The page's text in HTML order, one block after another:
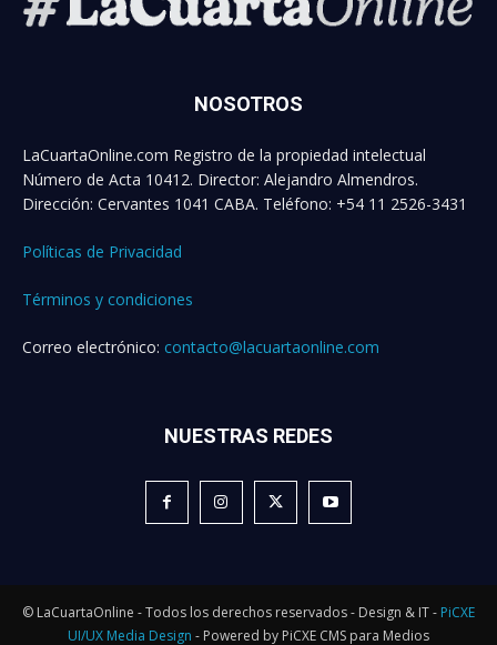
NOSOTROS
LaCuartaOnline.com Registro de la propiedad intelectual
Número de Acta 10412. Director: Alejandro Almendros.
Dirección: Cervantes 1041 CABA. Teléfono: +54 11 2526-3431
Políticas de Privacidad
Términos y condiciones
Correo electrónico: contacto@lacuartaonline.com
NUESTRAS REDES
© LaCuartaOnline - Todos los derechos reservados - Design & IT - PiCXE
UI/UX Media Design - Powered by PiCXE CMS para Medios